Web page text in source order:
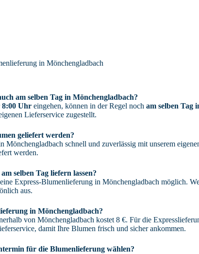
in Mönchengladbach
am selben Tag in Mönchengladbach?
8:00 Uhr eingehen, können in der Regel noch am selben Tag
Lieferservice zugestellt.
geliefert werden?
Mönchengladbach schnell und zuverlässig mit unserem
werden.
selben Tag liefern lassen?
Express-Blumenlieferung in Mönchengladbach möglich.
aus.
in Mönchengladbach?
von Mönchengladbach kostet 8 €. Für die
damit Ihre Blumen frisch und sicher ankommen.
für die Blumenlieferung wählen?